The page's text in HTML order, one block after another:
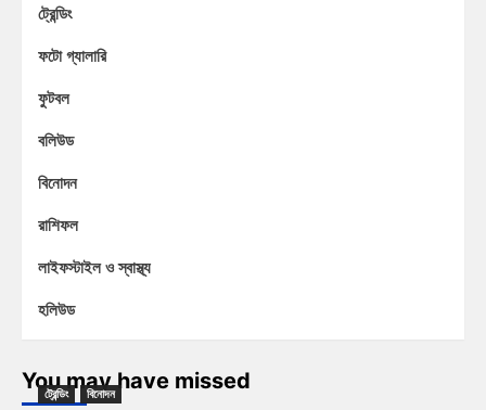
ট্রেন্ডিং
ফটো গ্যালারি
ফুটবল
বলিউড
বিনোদন
রাশিফল
লাইফস্টাইল ও স্বাস্থ্য
হলিউড
You may have missed
ট্রেন্ডিং বিনোদন